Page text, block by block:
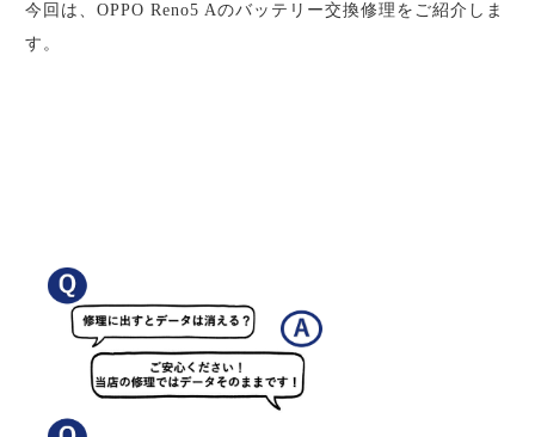
今回は、OPPO Reno5 Aのバッテリー交換修理をご紹介しま
す。